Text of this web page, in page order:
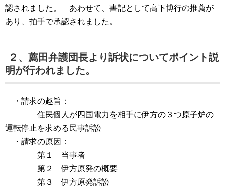
認されました。 あわせて、書記として高下博行の推薦が
あり、拍手で承認されました。
２、薦田弁護団長より訴状についてポイント説
明が行われました。
・請求の趣旨：
住民個人が四国電力を相手に伊方の３つ原子炉の
運転停止を求める民事訴訟
・請求の原因：
第１ 当事者
第２ 伊方原発の概要
第３ 伊方原発訴訟